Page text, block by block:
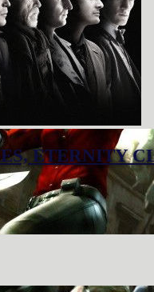
ETERNITY